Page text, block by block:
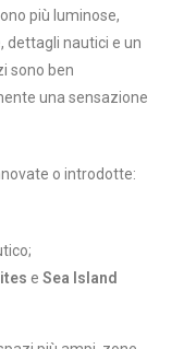
più luminose,
dettagli nautici e un
sono ben
una sensazione
o introdotte:
eSea Island